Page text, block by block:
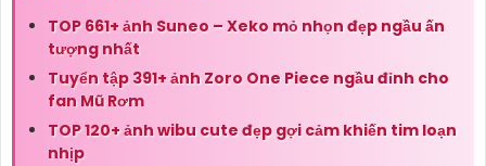
TOP 661+ ảnh Suneo – Xeko mỏ nhọn đẹp ngầu ấn
tượng nhất
Tuyển tập 391+ ảnh Zoro One Piece ngầu đỉnh cho
fan Mũ Rơm
TOP 120+ ảnh wibu cute đẹp gợi cảm khiến tim loạn
nhịp